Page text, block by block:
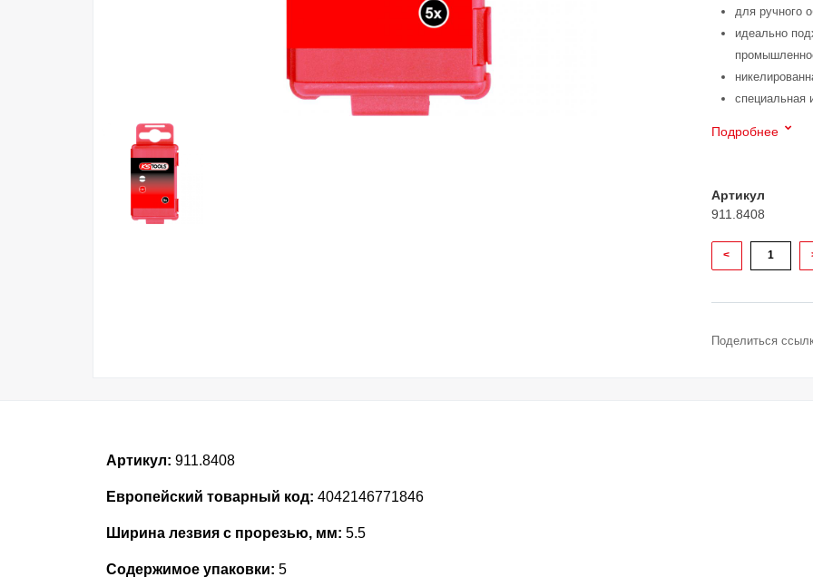
для ручного
идеально
специальная
Подробнее
Артикул
911.8408
<
Поделиться
Артикул: 911.8408
Европейский товарный код: 4042146771846
Ширина лезвия с прорезью, мм: 5.5
Содержимое упаковки: 5